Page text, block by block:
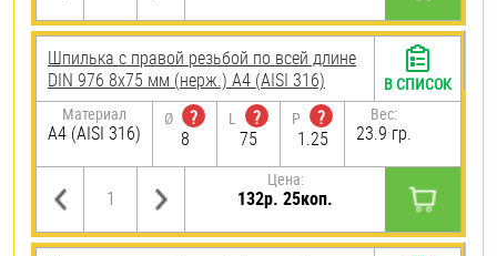
Шпилька с правой резьбой по всей длине
DIN 976 8х75 мм (нерж.) A4 (AISI 316)
Материал
A4 (AISI 316)
Ø
?
8
L
?
75
P
?
1.25
Вес:
23.9 гр.
Цена:
132р. 25коп.
В СПИСОК